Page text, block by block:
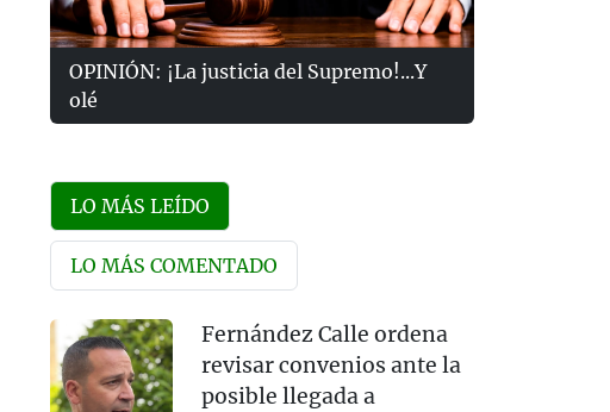
OPINIÓN: ¡La justicia del Supremo!...Y
olé
LO MÁS LEÍDO
LO MÁS COMENTADO
Fernández Calle ordena
revisar convenios ante la
posible llegada a